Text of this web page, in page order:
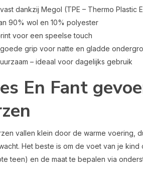
dankzij Megol (TPE – Thermo Plastic
90% wol en 10% polyester
voor een speelse touch
grip voor natte en gladde
– ideaal voor dagelijks gebruik
En Fant
vallen klein door de warme voering,
Het beste is om de voet van je
teen) en de maat te bepalen via